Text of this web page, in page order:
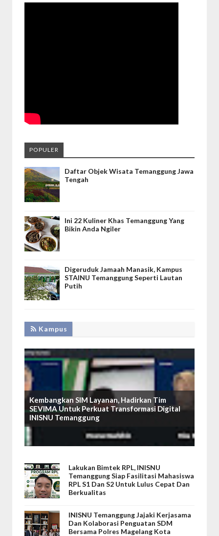
POPULER
Daftar Objek Wisata Temanggung Jawa
Tengah
Ini 22 Kuliner Khas Temanggung Yang
Bikin Anda Ngiler
Digeruduk Jamaah Manasik, Kampus
STAINU Temanggung Seperti Lautan
Putih
Kampus
Kembangkan SIM Layanan, Hadirkan Tim
SEVIMA Untuk Perkuat Transformasi Digital
INISNU Temanggung
Lakukan Bimtek RPL, INISNU
Temanggung Siap Fasilitasi Mahasiswa
RPL S1 Dan S2 Untuk Lulus Cepat Dan
Berkualitas
INISNU Temanggung Jajaki Kerjasama
Dan Kolaborasi Penguatan SDM
Bersama Polres Magelang Kota